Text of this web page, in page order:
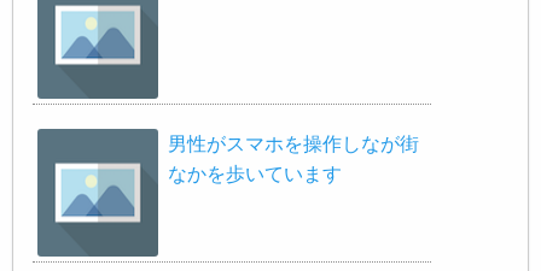
男性がスマホを操作しなが街
なかを歩いています